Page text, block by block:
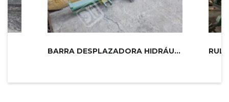
BARRA DESPLAZADORA HIDRÁULICA EXTR...